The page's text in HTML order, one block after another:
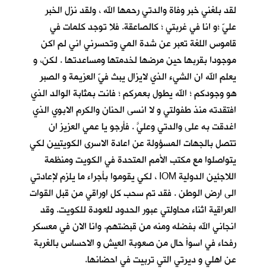
لقد بلغني خبر وفاة والدتي رحمها الله ، ولقد نزل الخبر
عليّ ؛و انا في غربتي ؛ كالصاعقة. فلا توجد كلمات في
قاموس اللغة تعبر عن شدة المي وتحسرني اني لم اكن
موجودا بقربها حين مرضها لخدمتها ومساعدتها . لكن، و
يعلم الله ان الشيء الذي لايزال يبث فيّ العزيمة و الصبر
هو وجودكم ؛ الله يطول بعمركم ؛ فانت بمثابة الوالد الذي
افتقدته منذ طفولتي و لا انسى الحنان والكرم الابوي الذي
اغدقت به على والدتي وعليَّ . فأرجو يا عمي العزيز ان
تتصل بالجهات المسؤولة عن اعادة الاسرى الكويتيين لكي
يتواصلوا مع مكتب الأمم المتحدة في الكويت ومنظمة
اللاجئين الدولية IOM ، لكي يقوموا بأجراء ما يلزم لإعادتي
الى ارض الوطن . فقد تم سحب كل اوراقي من قبل القوات
العراقية اثناء محاولتي عبور الحدود للعودة للكويت. وقد
انجاني الله بفضله ومنه من قبضتهم. وانا الان في معسكر
رفحاء في اسوأ حال من صعوبة العيش و الاحساس بالغربة
عن اهلي و ديرتي التي تربيت في احضانها.